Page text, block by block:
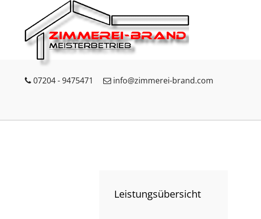
07204 - 9475471 info@zimmerei-brand.com
Leistungsübersicht